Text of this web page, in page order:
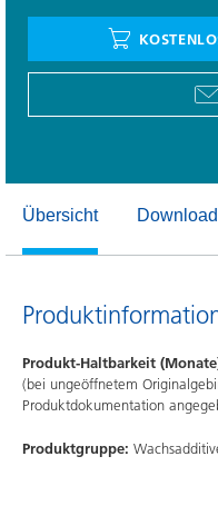
Übersicht
Produkt-Haltbarkeit
(bei ungeöffnetem
Produktdokumentation
Produktgruppe: